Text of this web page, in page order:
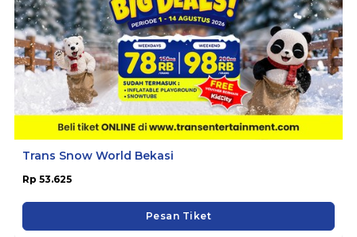
Trans Snow World Bekasi
Rp 53.625
Pesan Tiket